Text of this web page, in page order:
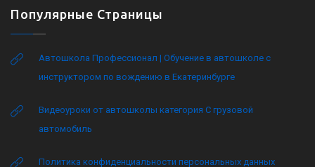
Популярные Страницы
Автошкола Профессионал | Обучение в автошколе с
инструктором по вождению в Екатеринбурге
Видеоуроки от автошколы категория C грузовой
автомобиль
Политика конфиденциальности персональных данных